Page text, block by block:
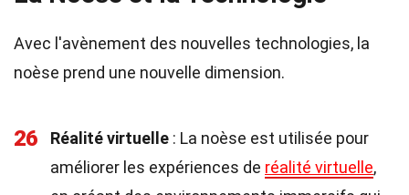
Avec l'avènement des nouvelles technologies, la
noèse prend une nouvelle dimension.
26 Réalité virtuelle : La noèse est utilisée pour
améliorer les expériences de réalité virtuelle,